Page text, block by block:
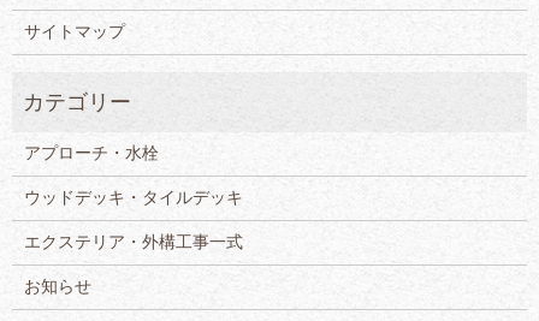
サイトマップ
アプローチ・水栓
ウッドデッキ・タイルデッキ
エクステリア・外構工事一式
お知らせ